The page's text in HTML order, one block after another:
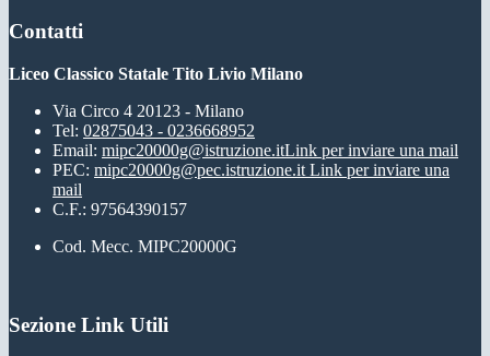
Contatti
Liceo Classico Statale Tito Livio Milano
Via Circo 4 20123 - Milano
Tel: 02875043 - 0236668952
Email: mipc20000g@istruzione.itLink per inviare una mail
PEC: mipc20000g@pec.istruzione.it Link per inviare una
mail
C.F.: 97564390157
Cod. Mecc. MIPC20000G
Sezione Link Utili